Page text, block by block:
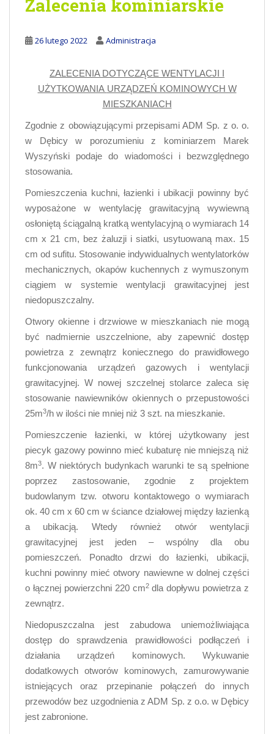
Zalecenia kominiarskie
26 lutego 2022 Administracja
ZALECENIA DOTYCZĄCE WENTYLACJI I
UŻYTKOWANIA URZĄDZEŃ KOMINOWYCH W
MIESZKANIACH
Zgodnie z obowiązującymi przepisami ADM Sp. z o. o.
w Dębicy w porozumieniu z kominiarzem Marek
Wyszyński podaje do wiadomości i bezwzględnego
stosowania.
Pomieszczenia kuchni, łazienki i ubikacji powinny być
wyposażone w wentylację grawitacyjną wywiewną
osłoniętą ściągalną kratką wentylacyjną o wymiarach 14
cm x 21 cm, bez żaluzji i siatki, usytuowaną max. 15
cm od sufitu. Stosowanie indywidualnych wentylatorków
mechanicznych, okapów kuchennych z wymuszonym
ciągiem w systemie wentylacji grawitacyjnej jest
niedopuszczalny.
Otwory okienne i drzwiowe w mieszkaniach nie mogą
być nadmiernie uszczelnione, aby zapewnić dostęp
powietrza z zewnątrz koniecznego do prawidłowego
funkcjonowania urządzeń gazowych i wentylacji
grawitacyjnej. W nowej szczelnej stolarce zaleca się
stosowanie nawiewników okiennych o przepustowości
25m3/h w ilości nie mniej niż 3 szt. na mieszkanie.
Pomieszczenie łazienki, w której użytkowany jest
piecyk gazowy powinno mieć kubaturę nie mniejszą niż
8m3. W niektórych budynkach warunki te są spełnione
poprzez zastosowanie, zgodnie z projektem
budowlanym tzw. otworu kontaktowego o wymiarach
ok. 40 cm x 60 cm w ściance działowej między łazienką
a ubikacją. Wtedy również otwór wentylacji
grawitacyjnej jest jeden – wspólny dla obu
pomieszczeń. Ponadto drzwi do łazienki, ubikacji,
kuchni powinny mieć otwory nawiewne w dolnej części
o łącznej powierzchni 220 cm2 dla dopływu powietrza z
zewnątrz.
Niedopuszczalna jest zabudowa uniemożliwiająca
dostęp do sprawdzenia prawidłowości podłączeń i
działania urządzeń kominowych. Wykuwanie
dodatkowych otworów kominowych, zamurowywanie
istniejących oraz przepinanie połączeń do innych
przewodów bez uzgodnienia z ADM Sp. z o.o. w Dębicy
jest zabronione.